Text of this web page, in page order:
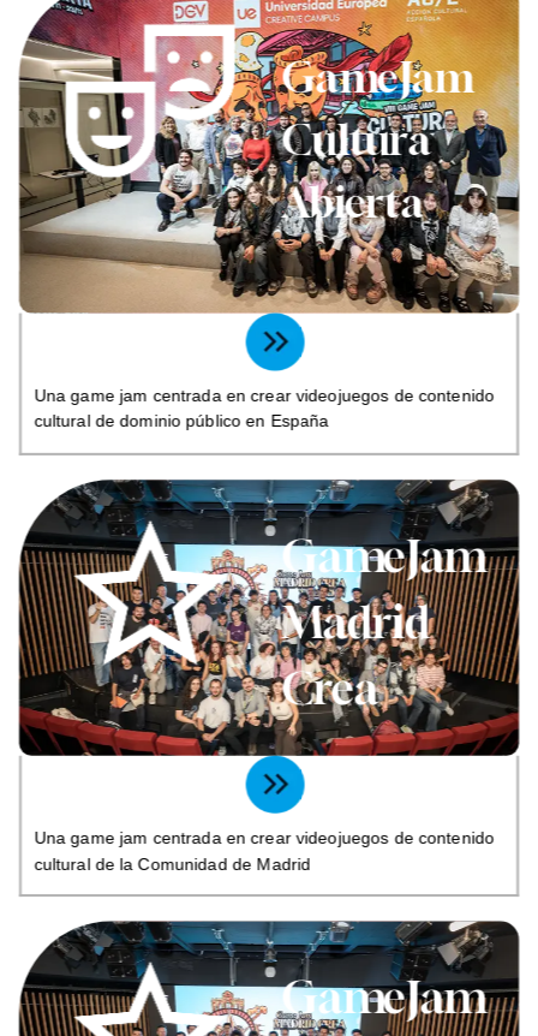
GameJam
Cultura
Abierta
Una game jam centrada en crear videojuegos de contenido
cultural de dominio público en España
GameJam
Madrid
Crea
Una game jam centrada en crear videojuegos de contenido
cultural de la Comunidad de Madrid
GameJam